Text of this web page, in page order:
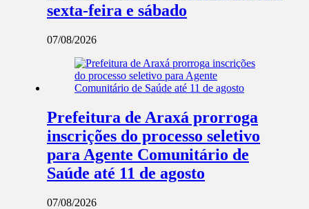
sexta-feira e sábado
07/08/2026
Prefeitura de Araxá prorroga
inscrições do processo seletivo
para Agente Comunitário de
Saúde até 11 de agosto
07/08/2026